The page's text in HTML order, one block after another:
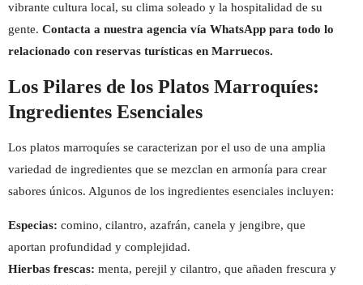
vibrante cultura local, su clima soleado y la hospitalidad de su
gente. Contacta a nuestra agencia vía WhatsApp para todo lo
relacionado con reservas turísticas en Marruecos.
Los Pilares de los Platos Marroquíes:
Ingredientes Esenciales
Los platos marroquíes se caracterizan por el uso de una amplia
variedad de ingredientes que se mezclan en armonía para crear
sabores únicos. Algunos de los ingredientes esenciales incluyen:
Especias: comino, cilantro, azafrán, canela y jengibre, que
aportan profundidad y complejidad.
Hierbas frescas: menta, perejil y cilantro, que añaden frescura y